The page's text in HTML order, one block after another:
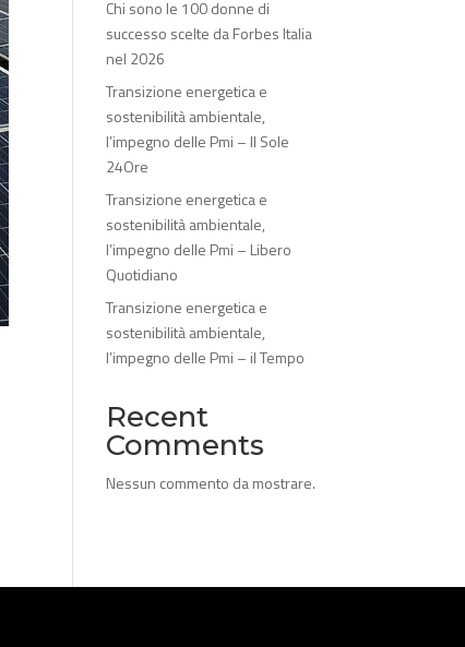
Chi sono le 100 donne di
successo scelte da Forbes Italia
nel 2026
Transizione energetica e
sostenibilità ambientale,
l’impegno delle Pmi – Il Sole
24Ore
Transizione energetica e
sostenibilità ambientale,
l’impegno delle Pmi – Libero
Quotidiano
Transizione energetica e
sostenibilità ambientale,
l’impegno delle Pmi – il Tempo
Recent
Comments
Nessun commento da mostrare.